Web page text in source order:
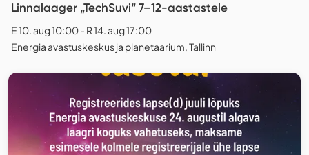
Linnalaager „TechSuvi“ 7–12-aastastele
E 10. aug 10:00 - R 14. aug 17:00
Energia avastuskeskus ja planetaarium, Tallinn